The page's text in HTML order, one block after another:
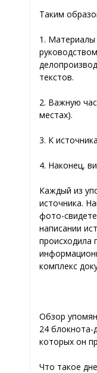
Таким
1. Материалы
текстов.
2. Важную
местах).
3. К
4. Наконец,
Каждый из
источника.
фото-
написании
происходила
комплекс
Обзор
24 блокнота-
которых он
Что такое